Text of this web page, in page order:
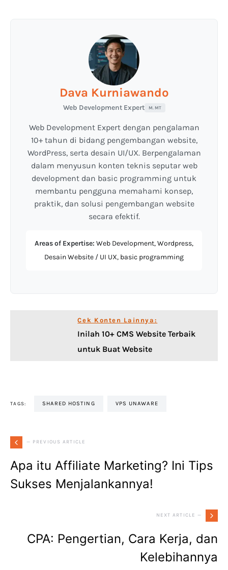
Dava Kurniawando
Web Development Expert M. MT
Web Development Expert dengan pengalaman
10+ tahun di bidang pengembangan website,
WordPress, serta desain UI/UX. Berpengalaman
dalam menyusun konten teknis seputar web
development dan basic programming untuk
membantu pengguna memahami konsep,
praktik, dan solusi pengembangan website
secara efektif.
Areas of Expertise: Web Development, Wordpress,
Desain Website / UI UX, basic programming
Cek Konten Lainnya:
Inilah 10+ CMS Website Terbaik
untuk Buat Website
TAGS: SHARED HOSTING VPS UNAWARE
— PREVIOUS ARTICLE
Apa itu Affiliate Marketing? Ini Tips
Sukses Menjalankannya!
NEXT ARTICLE —
CPA: Pengertian, Cara Kerja, dan
Kelebihannya